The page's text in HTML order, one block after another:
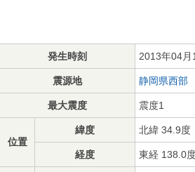
発生時刻 2013年04
震源地 静岡県西部
最大震度 震度1
位置
緯度 北緯 34.9度
経度 東経 138.0